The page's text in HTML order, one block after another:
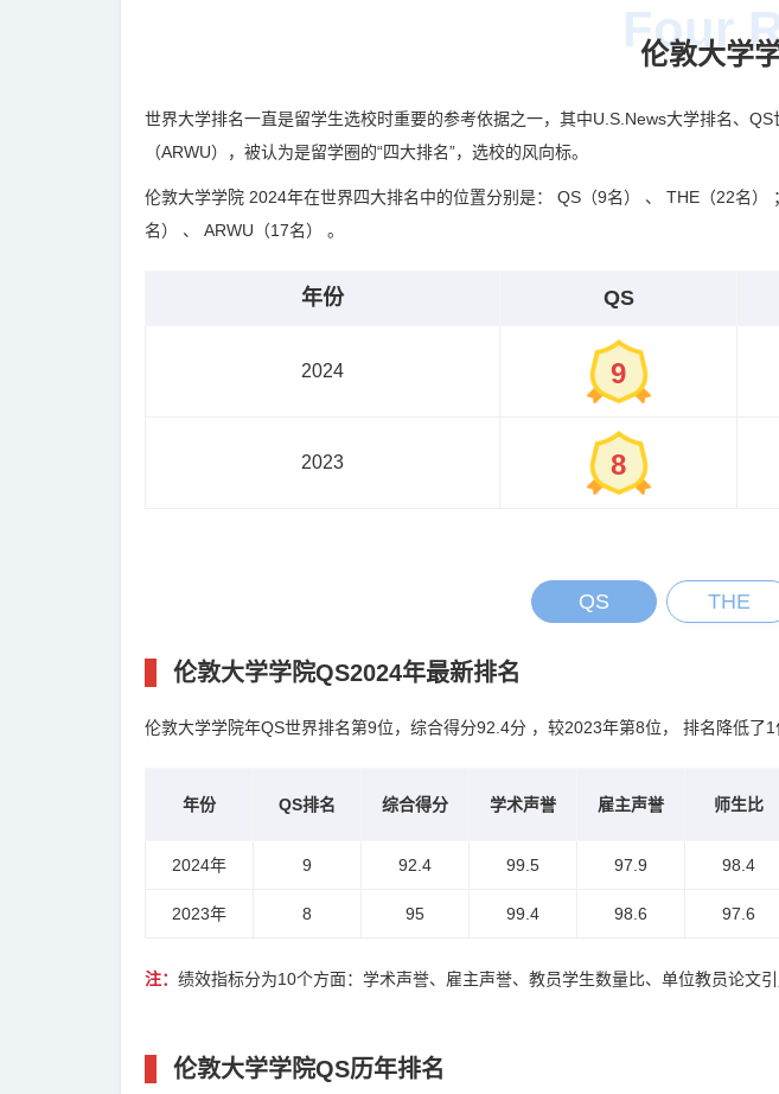
伦敦大学
Four
世界大学排名一直是留学生选校时重要的参考依据之一，其中U.S.News大学排名、
（ARWU），被认为是留学圈的“四大排名”，选校的风向标。
伦敦大学学院 2024年在世界四大排名中的位置分别是： QS（9名） 、 THE（22名
名） 、 ARWU（17名） 。
年份 QS
2024 9
2023 8
QS THE
伦敦大学学院QS2024年最新排名
伦敦大学学院年QS世界排名第9位，综合得分92.4分 ，较2023年第8位， 排名降低了1
年份 QS排名 综合得分 学术声誉 雇主声誉 师生比
2024年 9 92.4 99.5 97.9 98.4
2023年 8 95 99.4 98.6 97.6
注： 绩效指标分为10个方面：学术声誉、雇主声誉、教员学生数量比、单位教员论文
伦敦大学学院QS历年排名